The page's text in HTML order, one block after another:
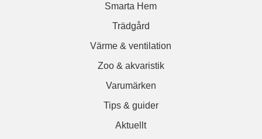
Smarta Hem
Trädgård
Värme & ventilation
Zoo & akvaristik
Varumärken
Tips & guider
Aktuellt